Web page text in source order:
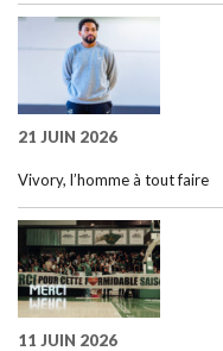
21 JUIN 2026
Vivory, l’homme à tout faire
11 JUIN 2026